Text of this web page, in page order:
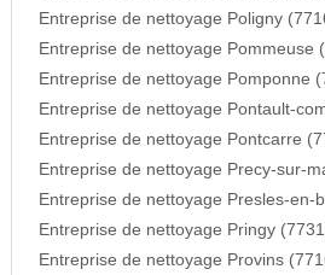
Entreprise de nettoyage Poligny
Entreprise de nettoyage Pommeuse
Entreprise de nettoyage Pomponne
Entreprise de nettoyage Pontault-
Entreprise de nettoyage Pontcarre
Entreprise de nettoyage Precy-sur-
Entreprise de nettoyage Presles-en-
Entreprise de nettoyage Pringy
Entreprise de nettoyage Provins